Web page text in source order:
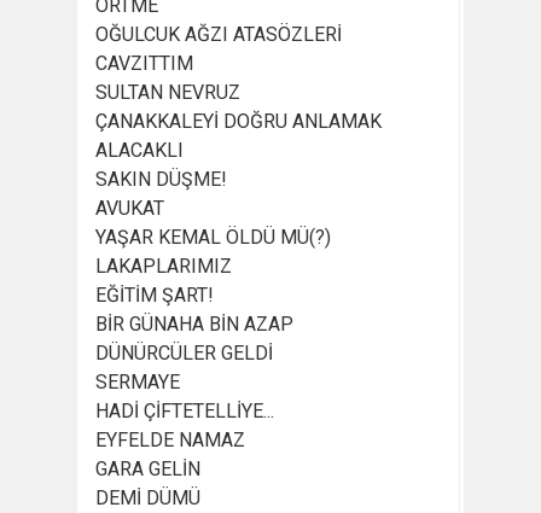
ÖRTME
OĞULCUK AĞZI ATASÖZLERİ
CAVZITTIM
SULTAN NEVRUZ
ÇANAKKALEYİ DOĞRU ANLAMAK
ALACAKLI
SAKIN DÜŞME!
AVUKAT
YAŞAR KEMAL ÖLDÜ MÜ(?)
LAKAPLARIMIZ
EĞİTİM ŞART!
BİR GÜNAHA BİN AZAP
DÜNÜRCÜLER GELDİ
SERMAYE
HADİ ÇİFTETELLİYE...
EYFELDE NAMAZ
GARA GELİN
DEMİ DÜMÜ